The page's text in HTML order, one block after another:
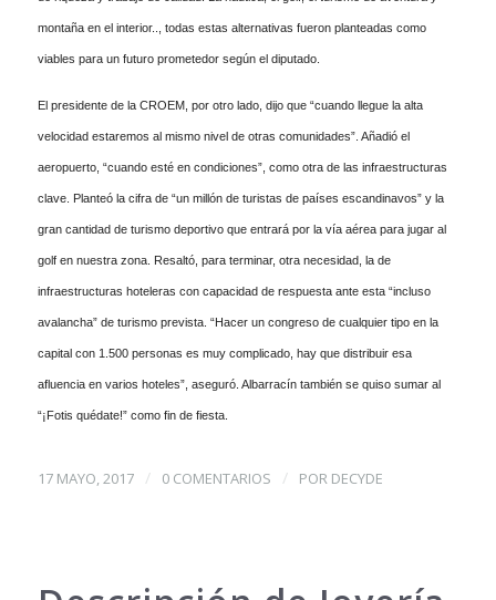
montaña en el interior.., todas estas alternativas fueron planteadas como
viables para un futuro prometedor según el diputado.
El presidente de la CROEM, por otro lado, dijo que “cuando llegue la alta
velocidad estaremos al mismo nivel de otras comunidades”. Añadió el
aeropuerto, “cuando esté en condiciones”, como otra de las infraestructuras
clave. Planteó la cifra de “un millón de turistas de países escandinavos” y la
gran cantidad de turismo deportivo que entrará por la vía aérea para jugar al
golf en nuestra zona. Resaltó, para terminar, otra necesidad, la de
infraestructuras hoteleras con capacidad de respuesta ante esta “incluso
avalancha” de turismo prevista. “Hacer un congreso de cualquier tipo en la
capital con 1.500 personas es muy complicado, hay que distribuir esa
afluencia en varios hoteles”, aseguró. Albarracín también se quiso sumar al
“¡Fotis quédate!” como fin de fiesta.
17 MAYO, 2017 / 0 COMENTARIOS / POR DECYDE